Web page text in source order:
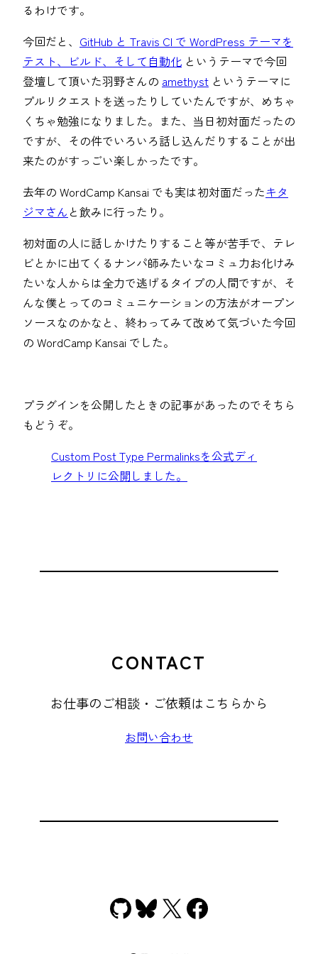
るわけです。
今回だと、 GitHub と Travis CI で WordPress テーマを
テスト、ビルド、そして自動化 というテーマで今回
登壇して頂いた羽野さんの amethyst というテーマに
プルリクエストを送ったりしていたんですが、めちゃ
くちゃ勉強になりました。また、当日初対面だったの
ですが、その件でいろいろ話し込んだりすることが出
来たのがすっごい楽しかったです。
去年の WordCamp Kansai でも実は初対面だったキタ
ジマさん と飲みに行ったり。
初対面の人に話しかけたりすること等が苦手で、テレ
ビとかに出てくるナンパ師みたいなコミュ力お化けみ
たいな人からは全力で逃げるタイプの人間ですが、そ
んな僕とってのコミュニケーションの方法がオープン
ソースなのかなと、終わってみて改めて気づいた今回
の WordCamp Kansai でした。
プラグインを公開したときの記事があったのでそちら
もどうぞ。
Custom Post Type Permalinksを公式ディ
レクトリに公開しました。
CONTACT
お仕事のご相談・ご依頼はこちらから
お問い合わせ
GitHub
Bluesky
X Facebook